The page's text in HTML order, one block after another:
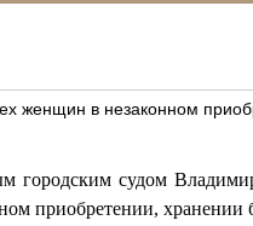
женщин в незаконном
городским судом
приобретении, хранении